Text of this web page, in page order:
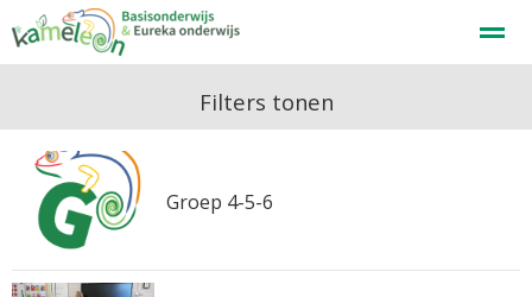
Home Zoeken
Filters tonen
Groep 4-5-6